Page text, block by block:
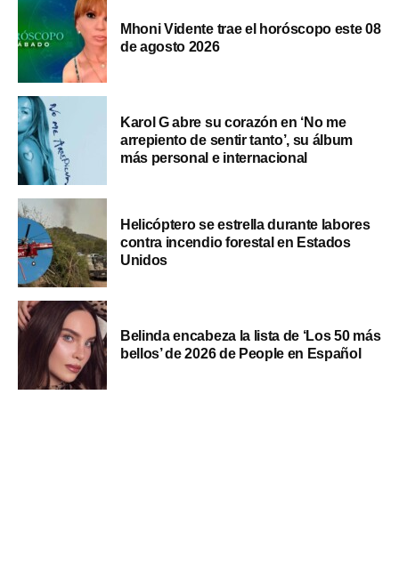
Mhoni Vidente trae el horóscopo este 08
de agosto 2026
Karol G abre su corazón en ‘No me
arrepiento de sentir tanto’, su álbum
más personal e internacional
Helicóptero se estrella durante labores
contra incendio forestal en Estados
Unidos
Belinda encabeza la lista de ‘Los 50 más
bellos’ de 2026 de People en Español